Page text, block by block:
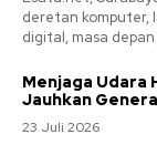
deretan komputer,
digital, masa
Menjaga Udara
Jauhkan
23 Juli 2026